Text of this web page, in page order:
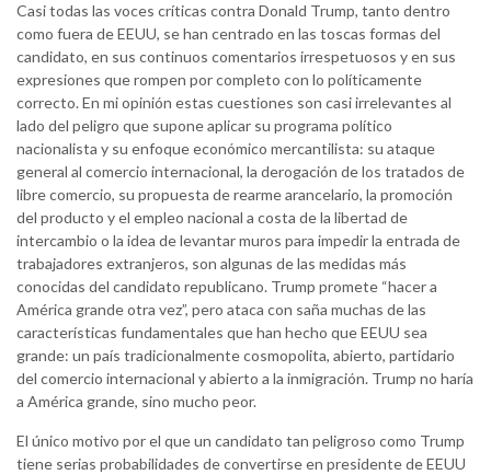
Casi todas las voces críticas contra Donald Trump, tanto dentro
como fuera de EEUU, se han centrado en las toscas formas del
candidato, en sus continuos comentarios irrespetuosos y en sus
expresiones que rompen por completo con lo políticamente
correcto. En mi opinión estas cuestiones son casi irrelevantes al
lado del peligro que supone aplicar su programa político
nacionalista y su enfoque económico mercantilista: su ataque
general al comercio internacional, la derogación de los tratados de
libre comercio, su propuesta de rearme arancelario, la promoción
del producto y el empleo nacional a costa de la libertad de
intercambio o la idea de levantar muros para impedir la entrada de
trabajadores extranjeros, son algunas de las medidas más
conocidas del candidato republicano. Trump promete “hacer a
América grande otra vez”, pero ataca con saña muchas de las
características fundamentales que han hecho que EEUU sea
grande: un país tradicionalmente cosmopolita, abierto, partidario
del comercio internacional y abierto a la inmigración. Trump no haría
a América grande, sino mucho peor.
El único motivo por el que un candidato tan peligroso como Trump
tiene serias probabilidades de convertirse en presidente de EEUU